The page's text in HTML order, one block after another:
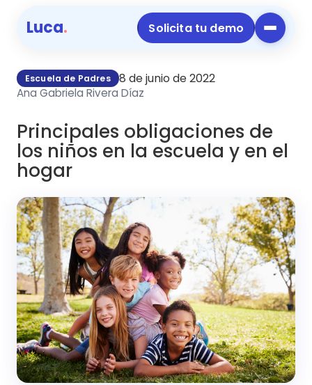
Luca. Solicita tu demo
Escuela de Padres 8 de junio de 2022
Ana Gabriela Rivera Díaz
Principales obligaciones de
los niños en la escuela y en el
hogar